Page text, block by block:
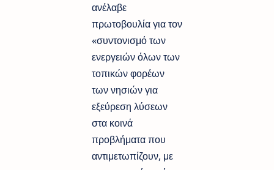
ανέλαβε
πρωτοβουλία για τον
«συντονισμό των
ενεργειών όλων των
τοπικών φορέων
των νησιών για
εξεύρεση λύσεων
στα κοινά
προβλήματα που
αντιμετωπίζουν, με